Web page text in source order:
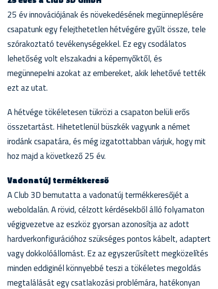
25 év innovációjának és növekedésének megünneplésére
csapatunk egy felejthetetlen hétvégére gyűlt össze, tele
szórakoztató tevékenységekkel. Ez egy csodálatos
lehetőség volt elszakadni a képernyőktől, és
megünnepelni azokat az embereket, akik lehetővé tették
ezt az utat.
A hétvége tökéletesen tükrözi a csapaton belüli erős
összetartást. Hihetetlenül büszkék vagyunk a német
irodánk csapatára, és még izgatottabban várjuk, hogy mit
hoz majd a következő 25 év.
Vadonatúj termékkereső
A Club 3D bemutatta a vadonatúj termékkeresőjét a
weboldalán. A rövid, célzott kérdésekből álló folyamaton
végigvezetve az eszköz gyorsan azonosítja az adott
hardverkonfigurációhoz szükséges pontos kábelt, adaptert
vagy dokkolóállomást. Ez az egyszerűsített megközelítés
minden eddiginél könnyebbé teszi a tökéletes megoldás
megtalálását egy csatlakozási problémára, hatékonyan